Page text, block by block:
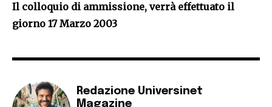
Il colloquio di ammissione, verrà effettuato il
giorno 17 Marzo 2003
Redazione Universinet
Magazine